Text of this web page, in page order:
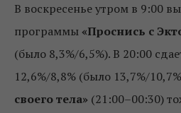
В воскресенье утром в 9:00
программы «Проснись с
(было 8,3%/6,5%). В 20:00
12,6%/8,8% (было 13,7%/
своего тела» (21:00–00:30)